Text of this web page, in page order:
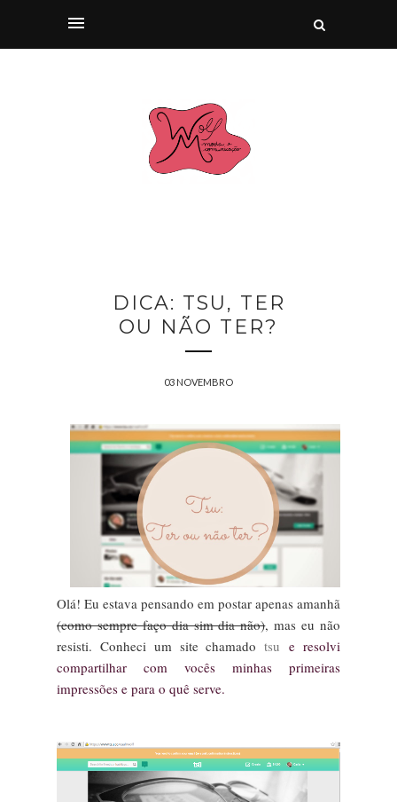
DICA: TSU, TER
OU NÃO TER?
03 NOVEMBRO
Olá! Eu estava pensando em postar apenas amanhã
(como sempre faço dia sim dia não), mas eu não
resisti. Conheci um site chamadotsu e resolvi
compartilhar com vocês minhas primeiras
impressões e para o quê serve.